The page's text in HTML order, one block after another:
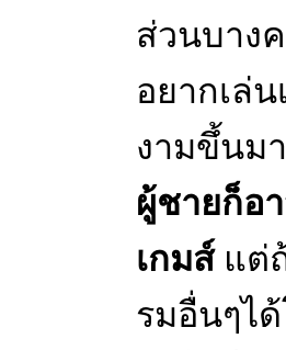
ส่วนบาง
อยากเล่
งามขึ้นม
ผู้ชายก็อ
เกมส์แต่
รมอื่นๆไ